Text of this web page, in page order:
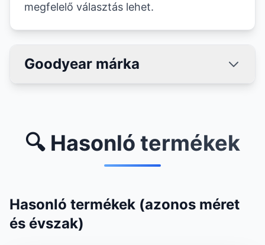
megfelelő választás lehet.
Goodyear márka
🔍 Hasonló termékek
Hasonló termékek (azonos méret
és évszak)